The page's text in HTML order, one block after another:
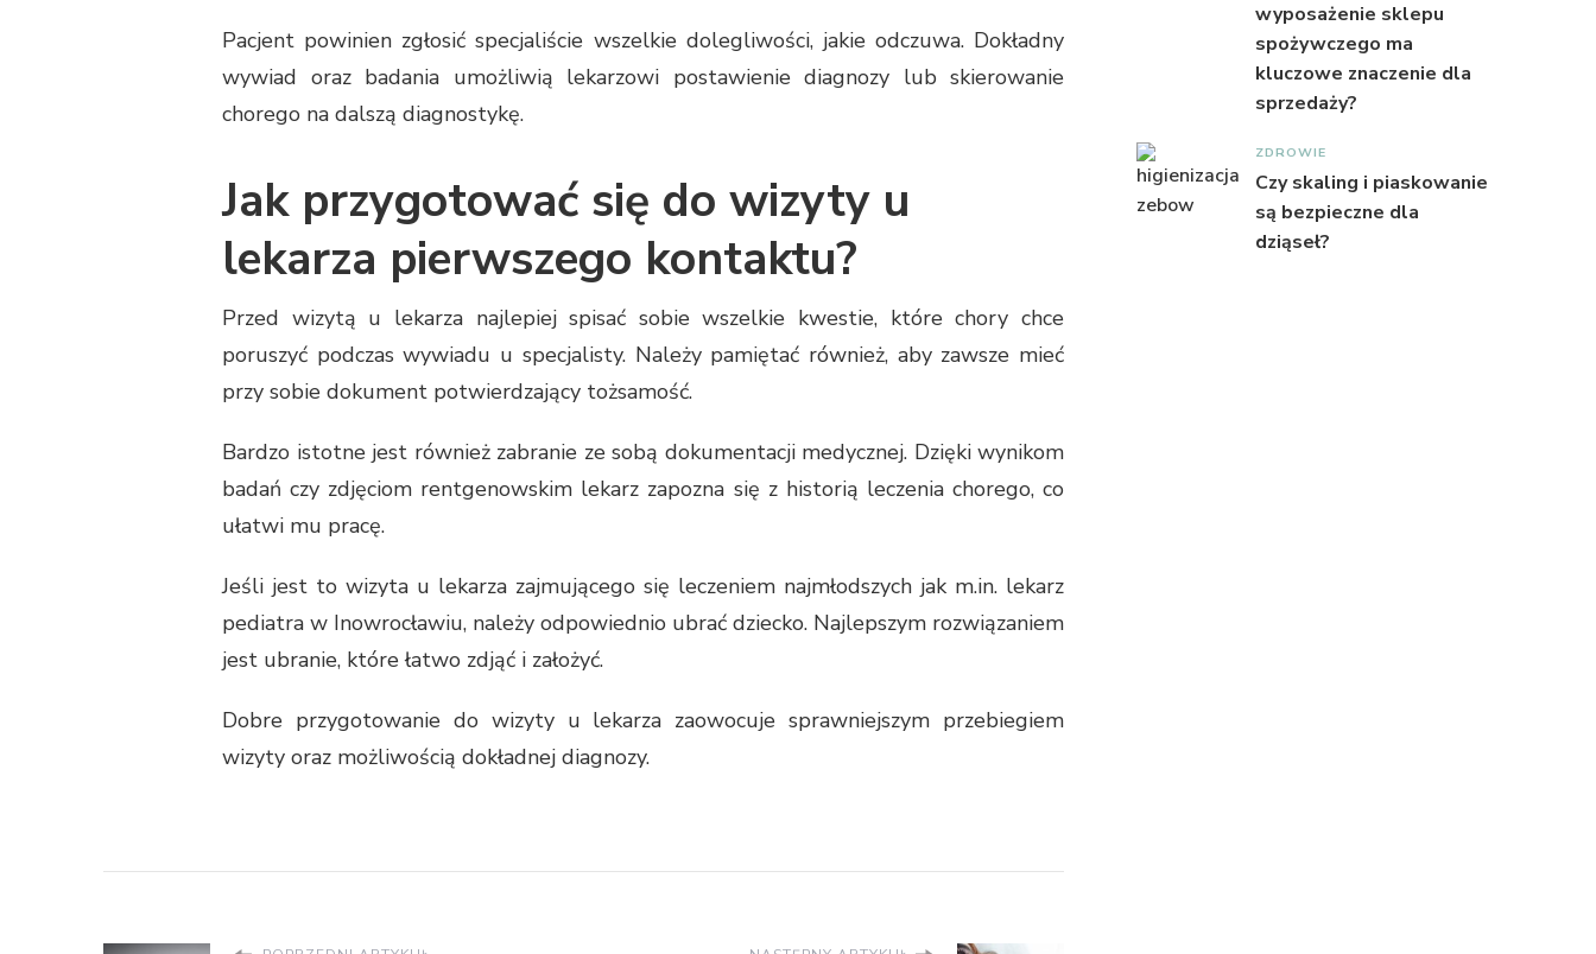
Pacjent powinien zgłosić specjaliście wszelkie dolegliwości, jakie odczuwa. Dokładny
wywiad oraz badania umożliwią lekarzowi postawienie diagnozy lub skierowanie
chorego na dalszą diagnostykę.
Jak przygotować się do wizyty u
lekarza pierwszego kontaktu?
Przed wizytą u lekarza najlepiej spisać sobie wszelkie kwestie, które chory chce
poruszyć podczas wywiadu u specjalisty. Należy pamiętać również, aby zawsze mieć
przy sobie dokument potwierdzający tożsamość.
Bardzo istotne jest również zabranie ze sobą dokumentacji medycznej. Dzięki wynikom
badań czy zdjęciom rentgenowskim lekarz zapozna się z historią leczenia chorego, co
ułatwi mu pracę.
Jeśli jest to wizyta u lekarza zajmującego się leczeniem najmłodszych jak m.in. lekarz
pediatra w Inowrocławiu, należy odpowiednio ubrać dziecko. Najlepszym rozwiązaniem
jest ubranie, które łatwo zdjąć i założyć.
Dobre przygotowanie do wizyty u lekarza zaowocuje sprawniejszym przebiegiem
wizyty oraz możliwością dokładnej diagnozy.
wyposażenie sklepu
spożywczego ma
kluczowe znaczenie dla
sprzedaży?
ZDROWIE
Czy skaling i piaskowanie
są bezpieczne dla
dziąseł?